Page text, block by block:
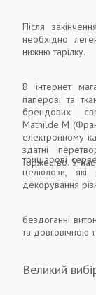
Після
необхідно
нижню тарілку.
В інтернет
паперові та
брендових
Mathilde M
електронному
здатні
торжество. У
тришарові
целюлози, які
декорування
бездоганні
та довговічною
Великий